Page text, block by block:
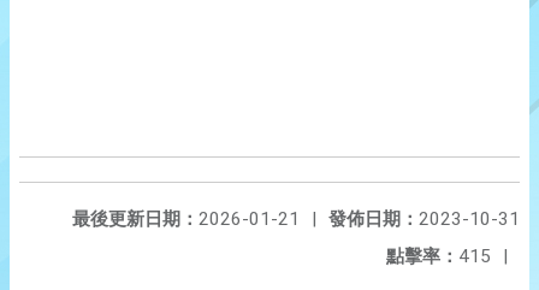
發佈日期： 2023-10-31
最後更新日期： 2026-01-21
|
點擊率： 415 |